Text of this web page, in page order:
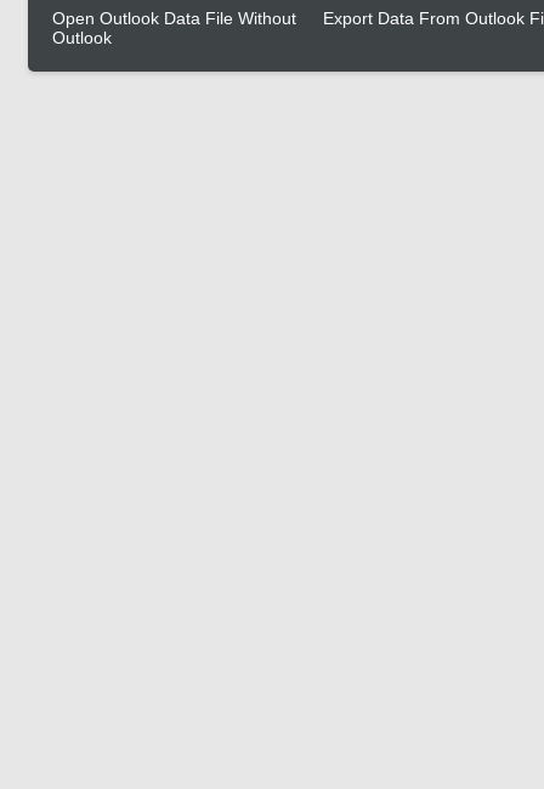
Open Outlook Data File Without
Outlook
Export Data From Outlook